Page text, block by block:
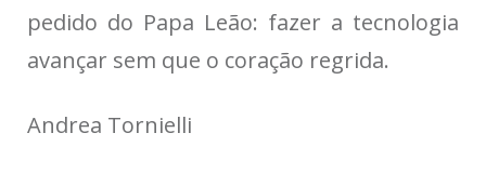
pedido do Papa Leão: fazer a tecnologia
avançar sem que o coração regrida.
Andrea Tornielli